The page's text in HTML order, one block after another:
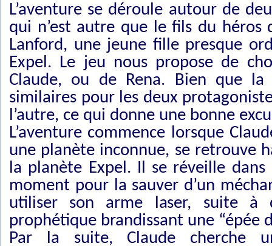
L’aventure se déroule autour de
qui n’est autre que le fils du héros
Lanford, une jeune fille presque
Expel. Le jeu nous propose de
Claude, ou de Rena. Bien que
similaires pour les deux
l’autre, ce qui donne une bonne
L’aventure commence lorsque
une planète inconnue, se retrouve
la planète Expel. Il se réveille
moment pour la sauver d’un
utiliser son arme laser, suite à
prophétique brandissant une “épée
Par la suite, Claude cherche